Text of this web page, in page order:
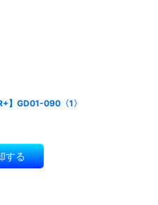
】GD01-090〈1〉
する